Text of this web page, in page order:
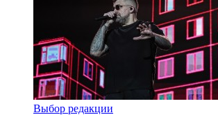
Выбор редакции